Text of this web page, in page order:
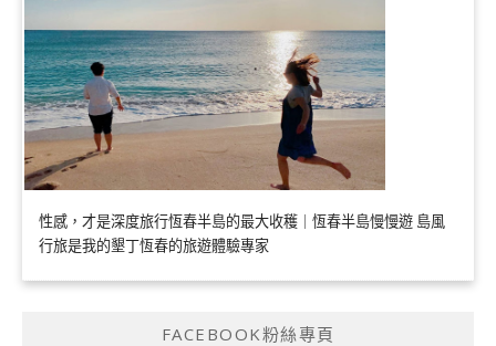
性感，才是深度旅行恆春半島的最大收穫｜恆春半島慢慢遊 島風
行旅是我的墾丁恆春的旅遊體驗專家
FACEBOOK粉絲專頁